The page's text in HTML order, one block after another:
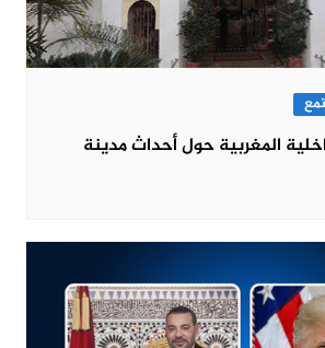
المغربية حول أحداث مدينة